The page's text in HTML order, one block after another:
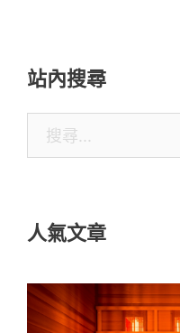
站內搜尋
字:
人氣文章